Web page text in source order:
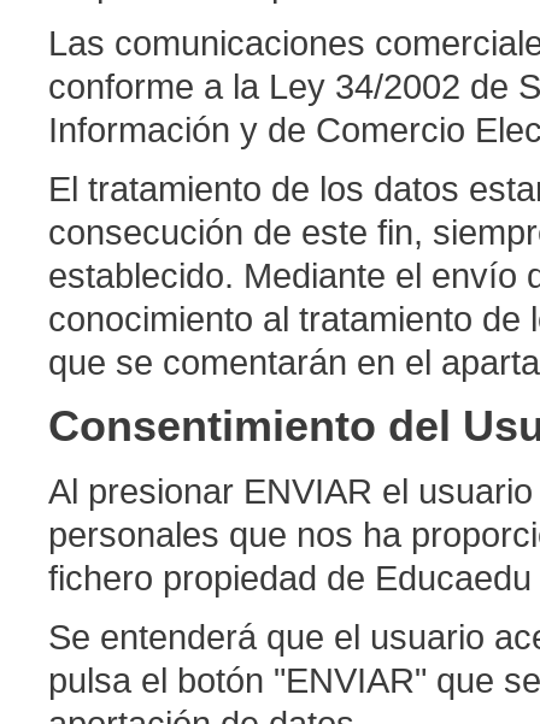
Las comunicaciones
conforme a la Ley 34/2002 de
Información y de Comercio
El tratamiento de los datos
consecución de este fin,
establecido. Mediante el envío
conocimiento al tratamiento
que se comentarán en el
Consentimiento del
Al presionar ENVIAR el
personales que nos ha
fichero propiedad de
Se entenderá que el usuario
pulsa el botón "ENVIAR" que